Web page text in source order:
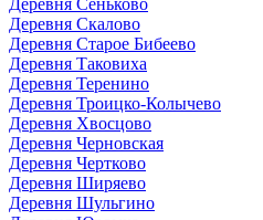
Деревня Скалово
Деревня Старое Бибеево
Деревня Таковиха
Деревня Теренино
Деревня Троицко-Колычево
Деревня Хвосцово
Деревня Черновская
Деревня Чертково
Деревня Ширяево
Деревня Шульгино